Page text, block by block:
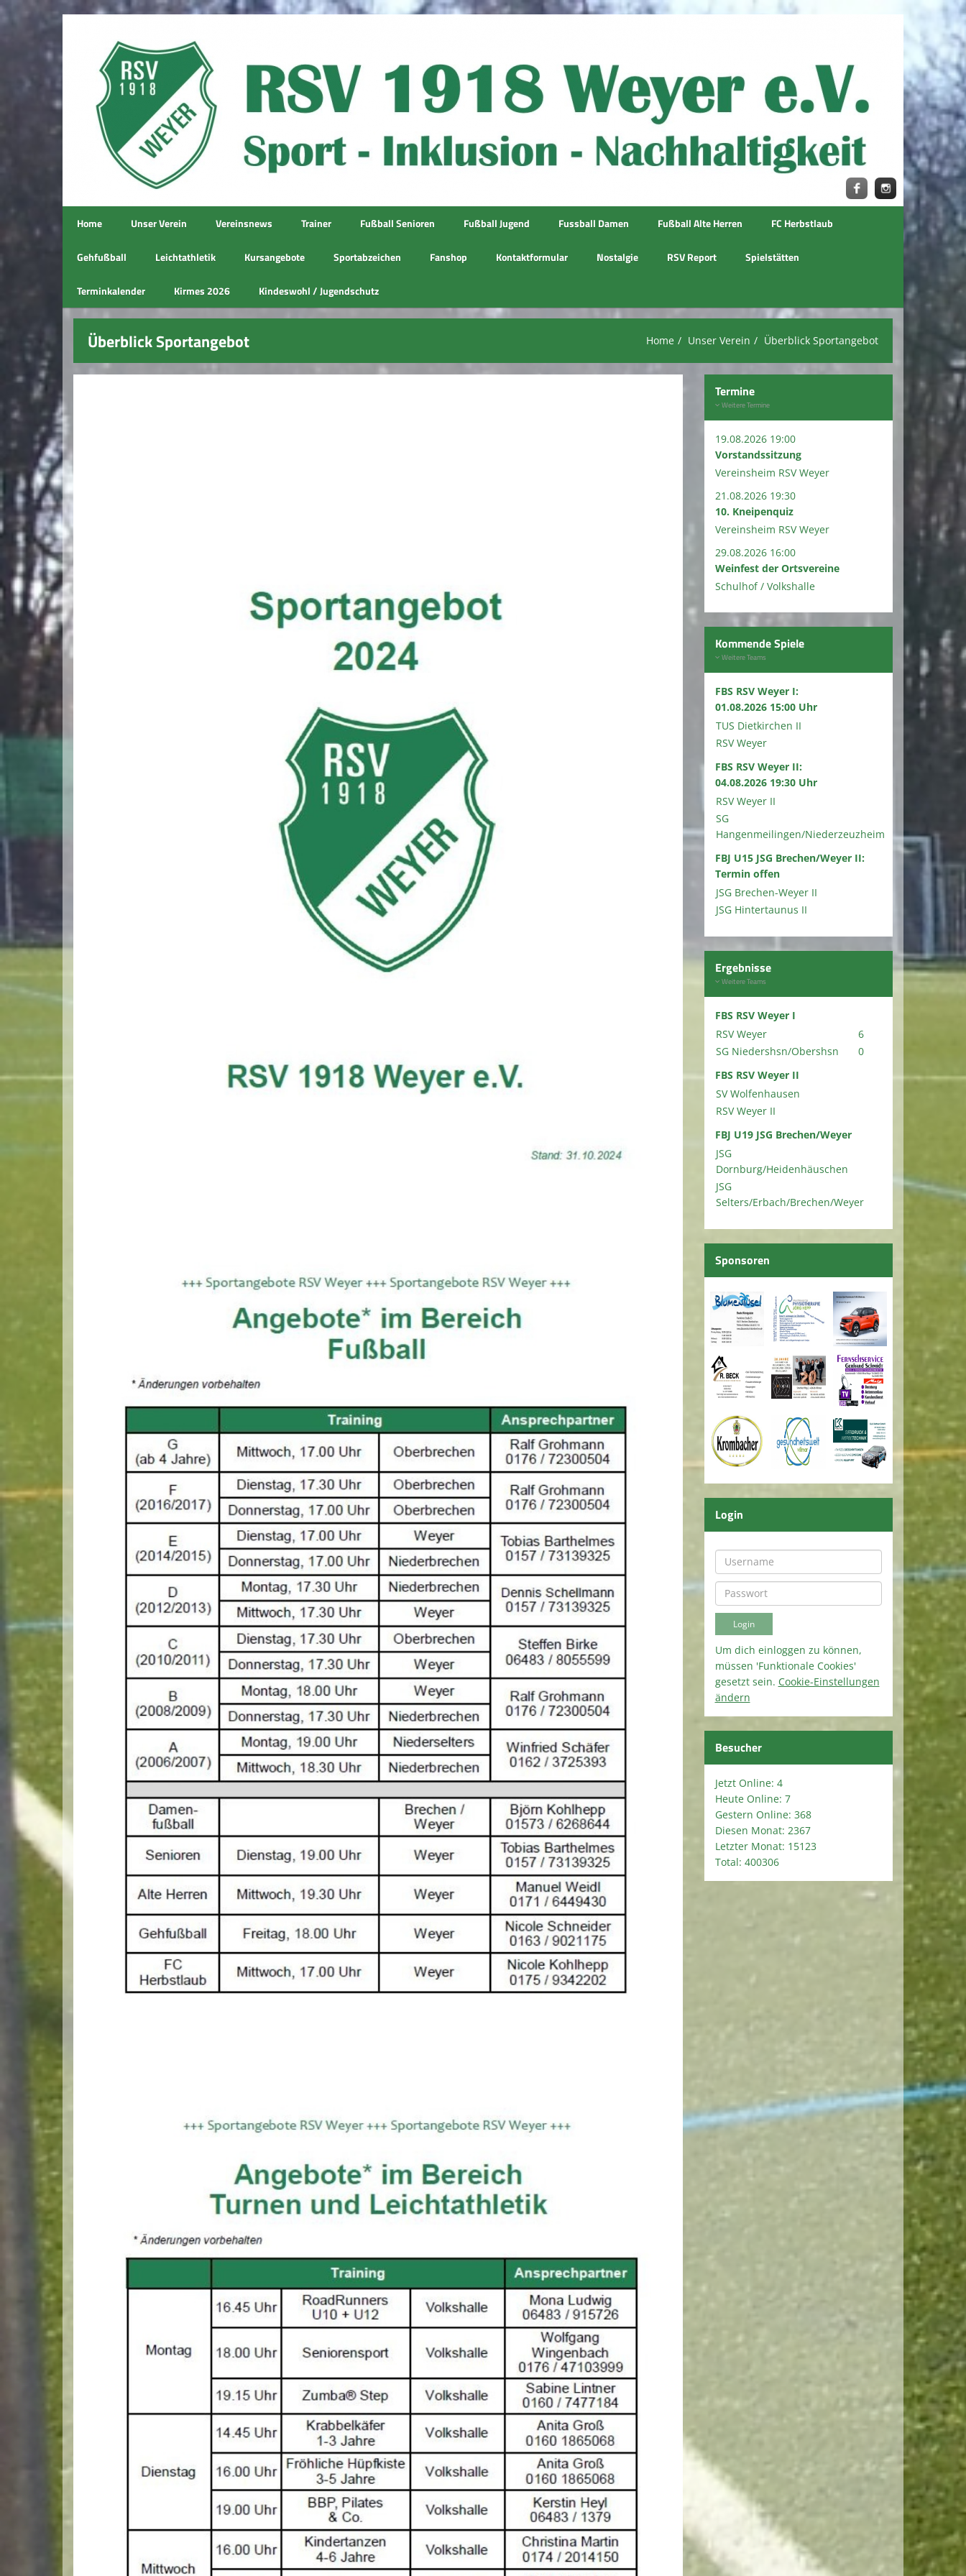
Home Unser Verein Vereinsnews Trainer Fußball Senioren Fußball Jugend Fussball Damen Fußball Alte Herren FC Herbstlaub
Gehfußball Leichtathletik Kursangebote Sportabzeichen Fanshop Kontaktformular Nostalgie RSV Report Spielstätten
Terminkalender Kirmes 2026 Kindeswohl / Jugendschutz
Überblick Sportangebot Home Unser Verein Überblick Sportangebot
Termine
Weitere Termine
19.08.2026 19:00
Vorstandssitzung
Vereinsheim RSV Weyer
21.08.2026 19:30
10. Kneipenquiz
Vereinsheim RSV Weyer
29.08.2026 16:00
Weinfest der Ortsvereine
Schulhof / Volkshalle
Kommende Spiele
Weitere Teams
FBS RSV Weyer I:
01.08.2026 15:00 Uhr
TUS Dietkirchen II
RSV Weyer
FBS RSV Weyer II:
04.08.2026 19:30 Uhr
RSV Weyer II
SG
Hangenmeilingen/Niederzeuzheim
FBJ U15 JSG Brechen/Weyer II:
Termin offen
JSG Brechen-Weyer II
JSG Hintertaunus II
Ergebnisse
Weitere Teams
FBS RSV Weyer I
RSV Weyer
6
SG Niedershsn/Obershsn
0
FBS RSV Weyer II
SV Wolfenhausen
RSV Weyer II
FBJ U19 JSG Brechen/Weyer
JSG
Dornburg/Heidenhäuschen
JSG
Selters/Erbach/Brechen/Weyer
Sponsoren
Login
Um dich einloggen zu können,
müssen 'Funktionale Cookies'
gesetzt sein. Cookie-Einstellungen
ändern
Besucher
Jetzt Online: 4
Heute Online: 7
Gestern Online: 368
Diesen Monat: 2367
Letzter Monat: 15123
Total: 400306